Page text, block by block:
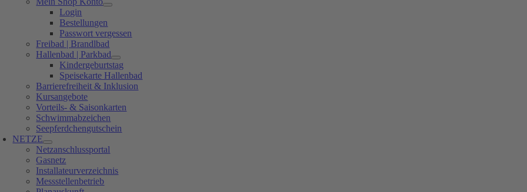
Login
Bestellungen
Passwort vergessen
Freibad | Brandlbad
Hallenbad | Parkbad
Kindergeburtstag
Speisekarte Hallenbad
Barrierefreiheit & Inklusion
Kursangebote
Vorteils- & Saisonkarten
Schwimmabzeichen
Seepferdchengutschein
NETZE
Netzanschlussportal
Gasnetz
Installateurverzeichnis
Messstellenbetrieb